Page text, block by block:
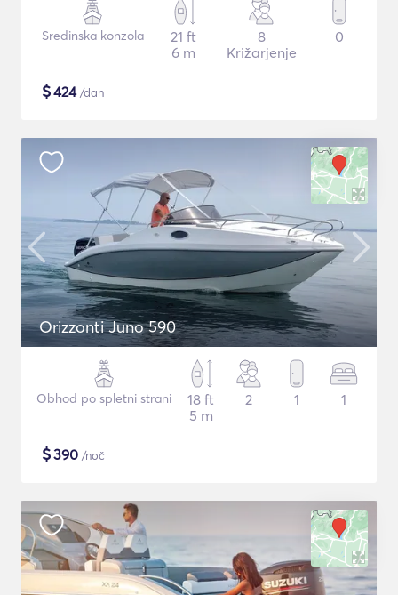
Sredinska konzola
21 ft
6 m
8
Križarjenje
0
$424/dan
Orizzonti Juno 590
Obhod po spletni strani
18 ft
5 m
2 1 1
$390 /noč